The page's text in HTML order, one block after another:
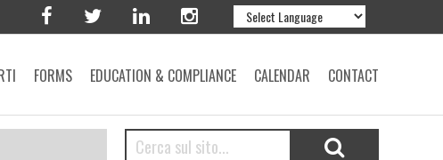
FORMS EDUCATION & COMPLIANCE CALENDAR CONTACT